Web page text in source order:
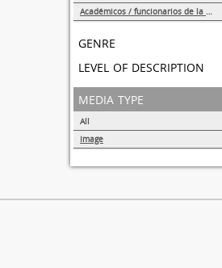
Académicos / funcionarios de la Universidad
genre
level of description
media type
All
Image